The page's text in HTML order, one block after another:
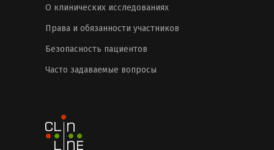
О клинических исследованиях
Права и обязанности участников
Безопасность пациентов
Часто задаваемые вопросы